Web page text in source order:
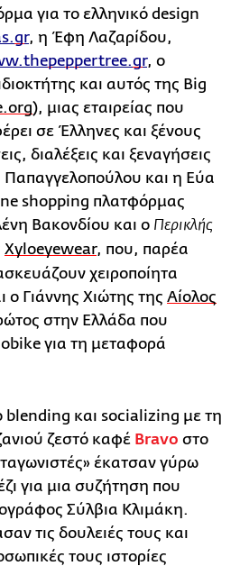
για το ελληνικό design
.gr, η Έφη Λαζαρίδου,
.thepeppertree.gr, o
και αυτός της Big
), μιας εταιρείας που
σε Έλληνες και ξένους
διαλέξεις και ξεναγήσεις
και η Εύα
shopping πλατφόρμας
Βακονδίου και ο Περικλής
Xyloeyewear, που, παρέα
χειροποίητα
ο Γιάννης Χιώτης της Αίολος
στην Ελλάδα που
για τη μεταφορά
blending και socializing με τη
ζεστό καφέ Bravo στο
έκατσαν γύρω
για μια συζήτηση που
Σύλβια Κλιμάκη.
τις δουλειές τους και
τους ιστορίες